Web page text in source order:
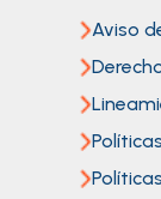
Aviso